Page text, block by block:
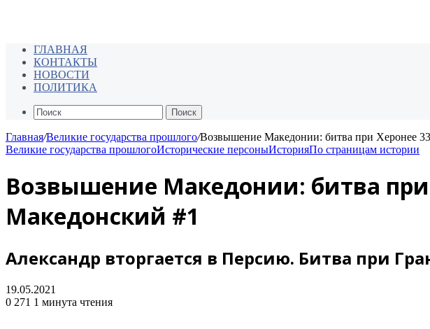
ГЛАВНАЯ
КОНТАКТЫ
НОВОСТИ
ПОЛИТИКА
Поиск
Главная/Великие государства прошлого/Возвышение Македонии: битва при Херонее
Великие государства прошлогоИсторические персоныИсторияПо страницам истории
Возвышение Македонии: битва при
Македонский #1
Александр вторгается в Персию. Битва при
19.05.2021
0 271 1 минута чтения